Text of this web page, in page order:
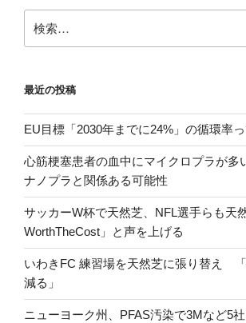
ン
索:
最近の投稿
EU目標「2030年までに24%」の循環率っ
心筋梗塞患者の血中にマイクロプラが多
ナノプラと関係ある可能性
サッカーW杯で天然芝、NFL選手らも天
WorthTheCost」と声を上げる
いわきFC 練習場を天然芝に張り替え
減る」
ニューヨーク州、PFAS汚染で3Mなど5